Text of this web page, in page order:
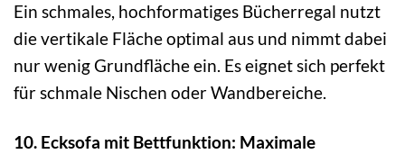
Ein schmales, hochformatiges Bücherregal nutzt
die vertikale Fläche optimal aus und nimmt dabei
nur wenig Grundfläche ein. Es eignet sich perfekt
für schmale Nischen oder Wandbereiche.
10. Ecksofa mit Bettfunktion: Maximale